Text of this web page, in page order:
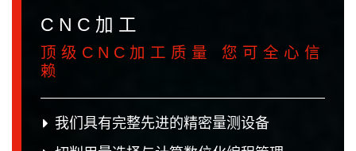
CNC加工
顶级CNC加工质量 您可全心信
赖
我们具有完整先进的精密量测设备